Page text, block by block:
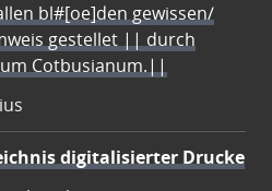
bl#[oe]den gewissen/
gestellet || durch
Cotbusianum.||
digitalisierter Drucke